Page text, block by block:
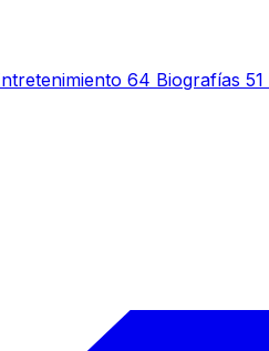
64 Biografías 51